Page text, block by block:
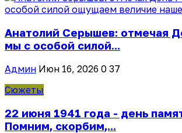
Анатолий Серышев: отмечая
мы с особой силой...
Админ Июн 16, 2026 0 37
Cюжеты
22 июня 1941 года - день
Помним, скорбим,...